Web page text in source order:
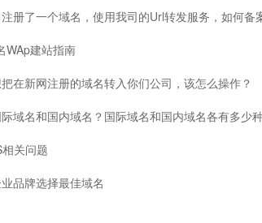
册了一个域名，使用我司的Url转发服务，如何备
WAp建站指南
在新网注册的域名转入你们公司，该怎么操作？
域名和国内域名？国际域名和国内域名各有多少
关问题
品牌选择最佳域名